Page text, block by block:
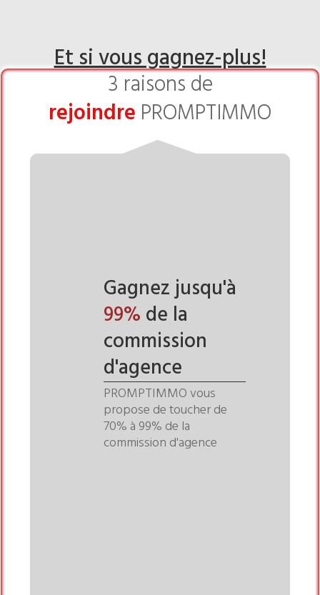
Et si vous gagnez-plus!
3 raisons de
rejoindre PROMPTIMMO
Gagnez jusqu'à
99% de la
commission
d'agence
PROMPTIMMO vous
propose de toucher de
70% à 99% de la
commission d'agence